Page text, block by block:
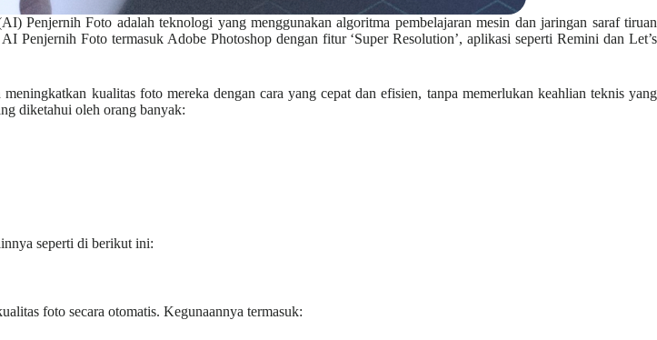
Penjernih Foto adalah teknologi yang menggunakan algoritma pembelajaran mesin dan jaringan saraf tiruan
Foto termasuk Adobe Photoshop dengan fitur ‘Super Resolution’, aplikasi seperti Remini dan Let’s
kualitas foto mereka dengan cara yang cepat dan efisien, tanpa memerlukan keahlian teknis yang
diketahui oleh orang banyak:
seperti di berikut ini:
foto secara otomatis. Kegunaannya termasuk: